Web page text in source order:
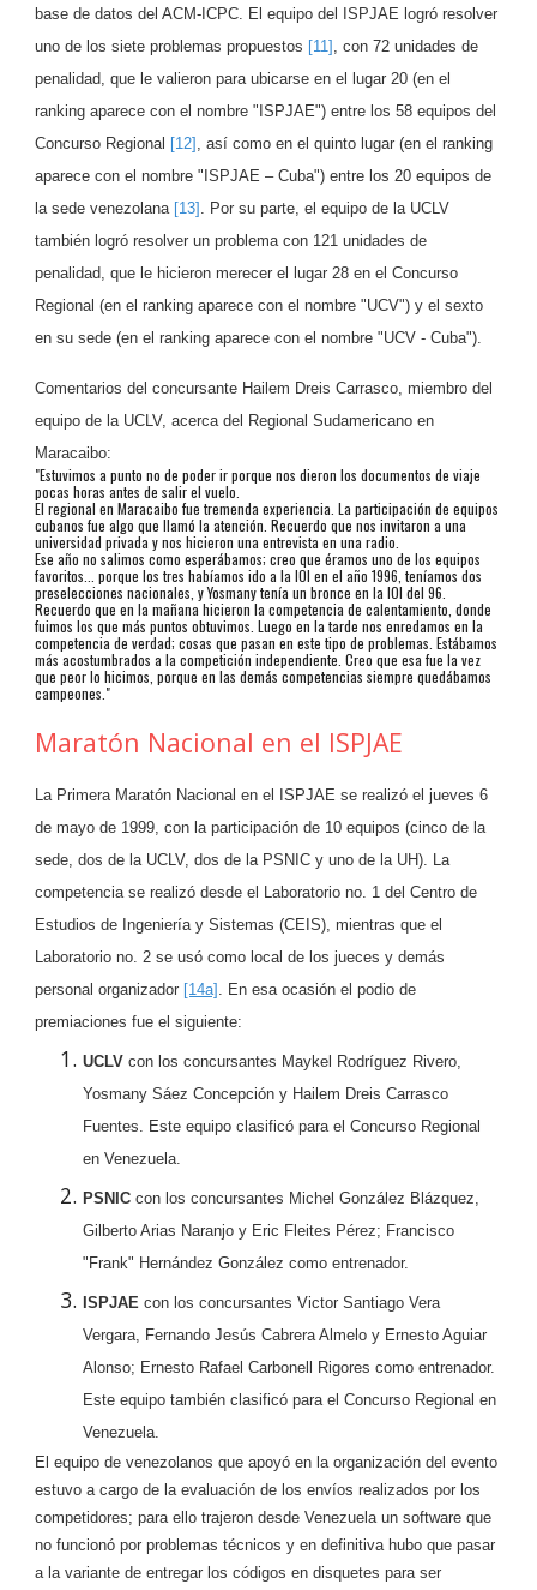
base de datos del ACM-ICPC. El equipo del ISPJAE logró resolver
uno de los siete problemas propuestos [11] , con 72 unidades de
penalidad, que le valieron para ubicarse en el lugar 20 (en el
ranking aparece con el nombre "ISPJAE") entre los 58 equipos del
Concurso Regional [12] , así como en el quinto lugar (en el ranking
aparece con el nombre "ISPJAE – Cuba") entre los 20 equipos de
la sede venezolana [13] . Por su parte, el equipo de la UCLV
también logró resolver un problema con 121 unidades de
penalidad, que le hicieron merecer el lugar 28 en el Concurso
Regional (en el ranking aparece con el nombre "UCV") y el sexto
en su sede (en el ranking aparece con el nombre "UCV - Cuba").
Comentarios del concursante Hailem Dreis Carrasco, miembro del
equipo de la UCLV, acerca del Regional Sudamericano en
Maracaibo:
"Estuvimos a punto no de poder ir porque nos dieron los documentos de viaje
pocas horas antes de salir el vuelo.
El regional en Maracaibo fue tremenda experiencia. La participación de equipos
cubanos fue algo que llamó la atención. Recuerdo que nos invitaron a una
universidad privada y nos hicieron una entrevista en una radio.
Ese año no salimos como esperábamos; creo que éramos uno de los equipos
favoritos... porque los tres habíamos ido a la IOI en el año 1996, teníamos dos
preselecciones nacionales, y Yosmany tenía un bronce en la IOI del 96.
Recuerdo que en la mañana hicieron la competencia de calentamiento, donde
fuimos los que más puntos obtuvimos. Luego en la tarde nos enredamos en la
competencia de verdad; cosas que pasan en este tipo de problemas. Estábamos
más acostumbrados a la competición independiente. Creo que esa fue la vez
que peor lo hicimos, porque en las demás competencias siempre quedábamos
campeones."
Maratón Nacional en el ISPJAE
La Primera Maratón Nacional en el ISPJAE se realizó el jueves 6
de mayo de 1999, con la participación de 10 equipos (cinco de la
sede, dos de la UCLV, dos de la PSNIC y uno de la UH). La
competencia se realizó desde el Laboratorio no. 1 del Centro de
Estudios de Ingeniería y Sistemas (CEIS), mientras que el
Laboratorio no. 2 se usó como local de los jueces y demás
personal organizador [14a] . En esa ocasión el podio de
premiaciones fue el siguiente:
UCLVcon los concursantes Maykel Rodríguez Rivero,
Yosmany Sáez Concepción y Hailem Dreis Carrasco
Fuentes. Este equipo clasificó para el Concurso Regional
en Venezuela.
PSNICcon los concursantes Michel González Blázquez,
Gilberto Arias Naranjo y Eric Fleites Pérez; Francisco
"Frank" Hernández González como entrenador.
ISPJAEcon los concursantes Victor Santiago Vera
Vergara, Fernando Jesús Cabrera Almelo y Ernesto Aguiar
Alonso; Ernesto Rafael Carbonell Rigores como entrenador.
Este equipo también clasificó para el Concurso Regional en
Venezuela.
El equipo de venezolanos que apoyó en la organización del evento
estuvo a cargo de la evaluación de los envíos realizados por los
competidores; para ello trajeron desde Venezuela un software que
no funcionó por problemas técnicos y en definitiva hubo que pasar
a la variante de entregar los códigos en disquetes para ser